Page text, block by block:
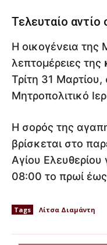
Τελευταίο
Η οικογένεια της
λεπτομέρειες της
Τρίτη 31 Μαρτίου,
Μητροπολιτικό
Η σορός της
βρίσκεται στο
Αγίου Ελευθερίου
08:00 το πρωί έως
Tags Λίτσα Διαμάντη